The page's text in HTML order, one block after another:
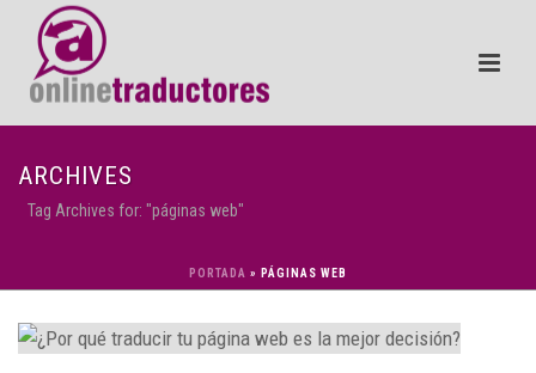
ARCHIVES
Tag Archives for: "páginas web"
PORTADA » PÁGINAS WEB